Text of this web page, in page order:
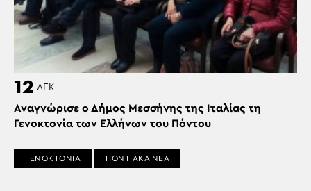
12 ΔΕΚ
Αναγνώρισε ο Δήμος Μεσσήνης της Ιταλίας τη
Γενοκτονία των Ελλήνων του Πόντου
ΓΕΝΟΚΤΟΝΙΑ ΠΟΝΤΙΑΚΑ ΝΕΑ